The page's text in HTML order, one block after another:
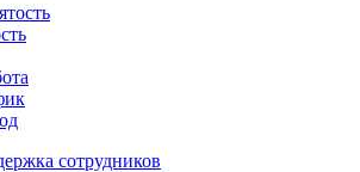
сотрудников